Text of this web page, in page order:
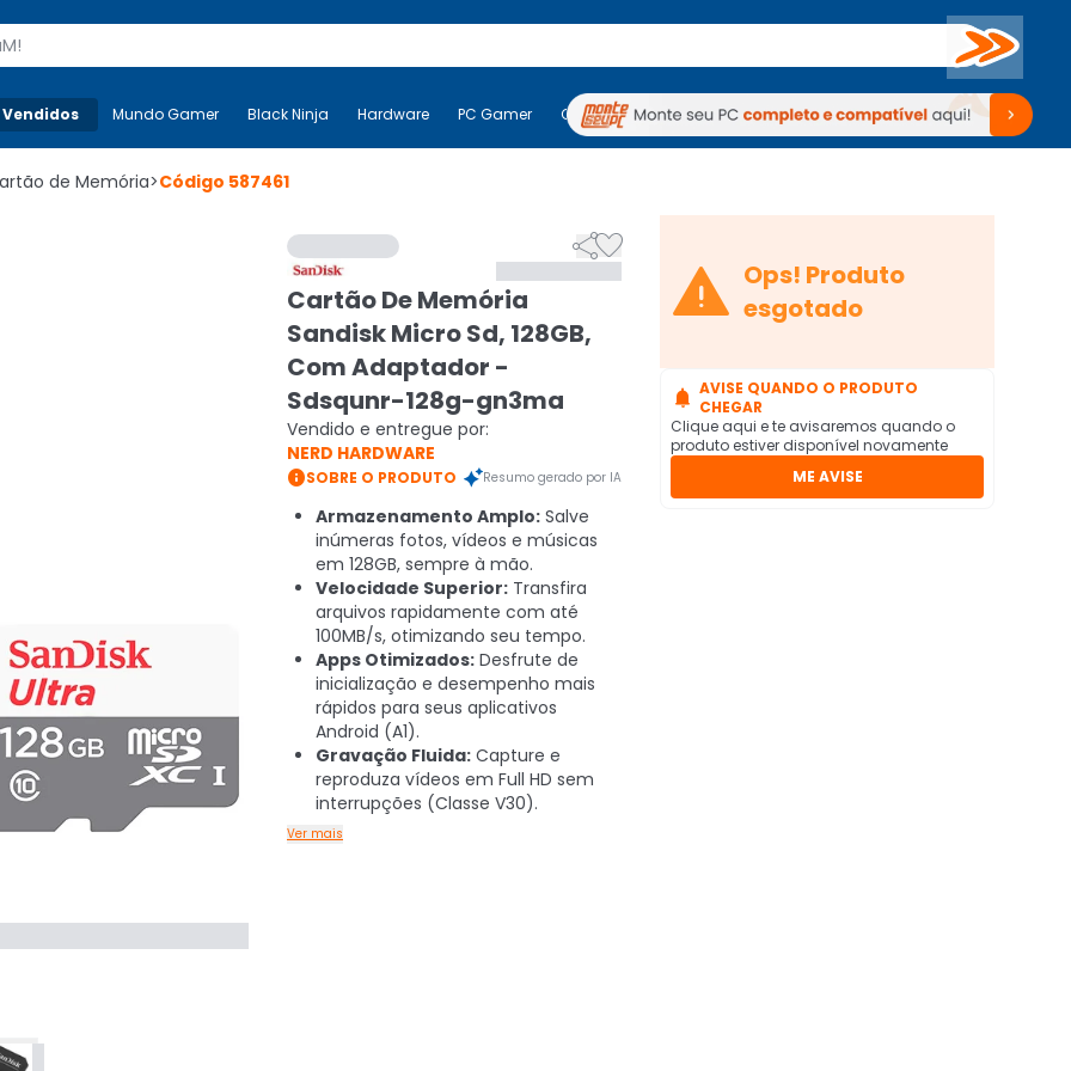
Buscar
Mais-v- Mundo Gamer Black Ninja Hardware PC Gamer Computadores Periféricos TV Venda no KaBuM!
Mundo Gamer Black Ninja Hardware PC Gamer Computadores Periféricos TV Venda no KaBuM!
de Memória>Código 587461

Cartão De Memória
Sandisk Micro Sd, 128GB,
Com Adaptador -
Sdsqunr-128g-gn3ma
Vendido e entregue por:
NERD HARDWARE
SOBRE O PRODUTO Resumo gerado por IA
Armazenamento Amplo: Salve
inúmeras fotos, vídeos e músicas
em 128GB, sempre à mão.
Velocidade Superior: Transfira
arquivos rapidamente com até
100MB/s, otimizando seu tempo.
Apps Otimizados: Desfrute de
inicialização e desempenho mais
rápidos para seus aplicativos
Android (A1).
Gravação Fluida: Capture e
reproduza vídeos em Full HD sem
interrupções (Classe V30).
Ver mais
 Ops! Produto
esgotado
 AVISE QUANDO O PRODUTO
CHEGAR
Clique aqui e te avisaremos quando o
produto estiver disponível novamente
ME AVISE